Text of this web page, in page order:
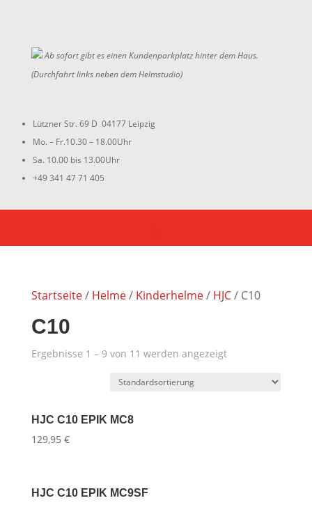
Ab sofort gibt es einen Kundenparkplatz hinter dem Haus.
(Durchfahrt links neben dem Helmstudio)
Lützner Str. 69 D 04177 Leipzig
Mo. – Fr.10.30 – 18.00Uhr
Sa. 10.00 bis 13.00Uhr
+49 341 47 71 405
Startseite/ Helme/ Kinderhelme/ HJC/ C10
C10
Ergebnisse 1 – 9 von 11 werden angezeigt
HJC C10 EPIK MC8
129,95 €
HJC C10 EPIK MC9SF